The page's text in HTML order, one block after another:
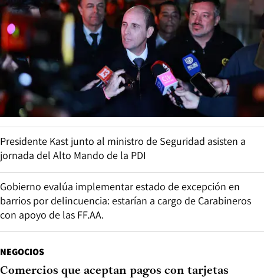
Presidente Kast junto al ministro de Seguridad asisten a
jornada del Alto Mando de la PDI
Gobierno evalúa implementar estado de excepción en
barrios por delincuencia: estarían a cargo de Carabineros
con apoyo de las FF.AA.
NEGOCIOS
Comercios que aceptan pagos con tarjetas